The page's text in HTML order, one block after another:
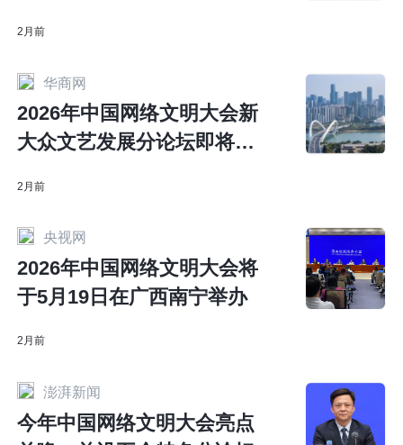
2月前
华商网
2026年中国网络文明大会新
大众文艺发展分论坛即将召
2月前
央视网
2026年中国网络文明大会将
于5月19日在广西南宁举办
2月前
澎湃新闻
今年中国网络文明大会亮点